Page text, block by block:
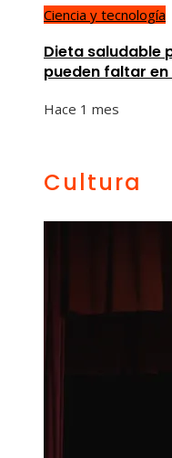
Ciencia y tecnología
Dieta saludable
pueden faltar
Hace 1 mes
Cultura